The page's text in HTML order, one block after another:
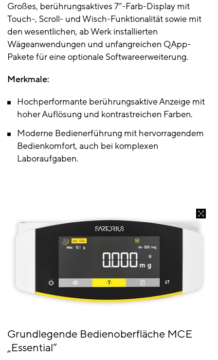
Großes, berührungsaktives 7“-Farb-Display mit
Touch-, Scroll- und Wisch-Funktionalität sowie mit
den wesentlichen, ab Werk installierten
Wägeanwendungen und unfangreichen QApp-
Pakete für eine optionale Softwareerweiterung.
Merkmale:
Hochperformante berührungsaktive Anzeige mit
hoher Auflösung und kontrastreichen Farben.
Moderne Bedienerführung mit hervorragendem
Bedienkomfort, auch bei komplexen
Laboraufgaben.
Grundlegende Bedienoberfläche MCE
„Essential“